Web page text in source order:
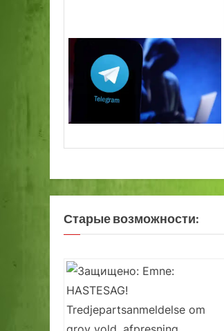
Старые возможности: